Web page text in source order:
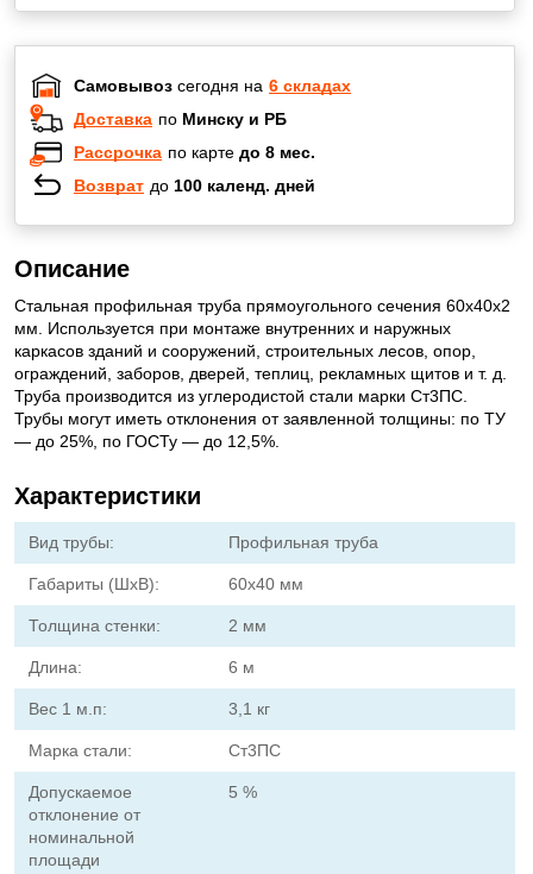
Самовывоз сегодня на 6 складах
Доставка по Минску и РБ
Рассрочка по карте до 8 мес.
Возврат до 100 календ. дней
Описание
Стальная профильная труба прямоугольного сечения 60х40х2
мм. Используется при монтаже внутренних и наружных
каркасов зданий и сооружений, строительных лесов, опор,
ограждений, заборов, дверей, теплиц, рекламных щитов и т. д.
Труба производится из углеродистой стали марки Ст3ПС.
Трубы могут иметь отклонения от заявленной толщины: по ТУ
— до 25%, по ГОСТу — до 12,5%.
Характеристики
Вид трубы: Профильная труба
Габариты (ШхВ): 60х40 мм
Толщина стенки: 2 мм
Длина: 6 м
Вес 1 м.п: 3,1 кг
Марка стали: Ст3ПС
Допускаемое
отклонение от
номинальной
площади
5 %